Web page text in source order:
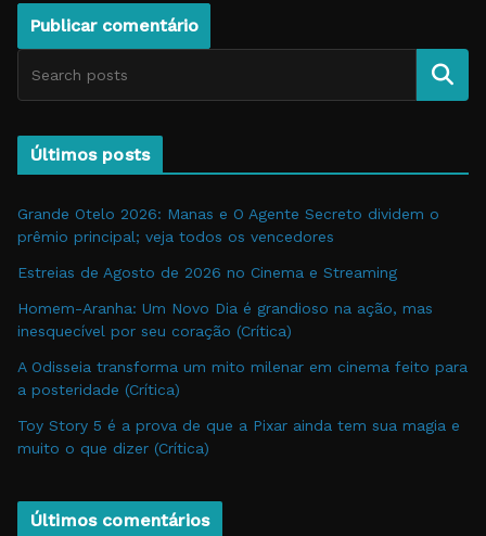
Pesquise
Últimos posts
Grande Otelo 2026: Manas e O Agente Secreto dividem o
prêmio principal; veja todos os vencedores
Estreias de Agosto de 2026 no Cinema e Streaming
Homem-Aranha: Um Novo Dia é grandioso na ação, mas
inesquecível por seu coração (Crítica)
A Odisseia transforma um mito milenar em cinema feito para
a posteridade (Crítica)
Toy Story 5 é a prova de que a Pixar ainda tem sua magia e
muito o que dizer (Crítica)
Últimos comentários